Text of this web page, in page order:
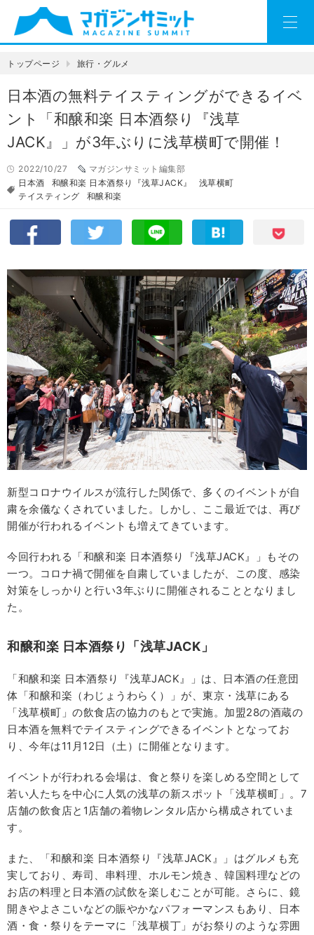
トップページ 旅行・グルメ
日本酒の無料テイスティングができるイベ
ント「和醸和楽 日本酒祭り『浅草
JACK』」が3年ぶりに浅草横町で開催！
2022/10/27
マガジンサミット編集部
日本酒
和醸和楽 日本酒祭り『浅草JACK』
浅草横町
テイスティング
和醸和楽
新型コロナウイルスが流行した関係で、多くのイベントが自
粛を余儀なくされていました。しかし、ここ最近では、再び
開催が行われるイベントも増えてきています。
今回行われる「和醸和楽 日本酒祭り『浅草JACK』」もその
一つ。コロナ禍で開催を自粛していましたが、この度、感染
対策をしっかりと行い3年ぶりに開催されることとなりまし
た。
和醸和楽 日本酒祭り「浅草JACK 」
「和醸和楽 日本酒祭り『浅草JACK』」は、日本酒の任意団
体「和醸和楽（わじょうわらく）」が、東京・浅草にある
「浅草横町」の飲食店の協力のもとで実施。加盟28の酒蔵の
日本酒を無料でテイスティングできるイベントとなってお
り、今年は11月12日（土）に開催となります。
イベントが行われる会場は、食と祭りを楽しめる空間として
若い人たちを中心に人気の浅草の新スポット「浅草横町」。7
店舗の飲食店と1店舗の着物レンタル店から構成されていま
す。
また、「和醸和楽 日本酒祭り『浅草JACK』」はグルメも充
実しており、寿司、串料理、ホルモン焼き、韓国料理などの
お店の料理と日本酒の試飲を楽しむことが可能。さらに、鏡
開きやよさこいなどの賑やかなパフォーマンスもあり、日本
酒・食・祭りをテーマに「浅草横丁」がお祭りのような雰囲